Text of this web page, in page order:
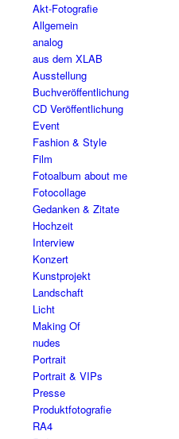
Akt-Fotografie
Allgemein
analog
aus dem XLAB
Ausstellung
Buchveröffentlichung
CD Veröffentlichung
Event
Fashion & Style
Film
Fotoalbum about me
Fotocollage
Gedanken & Zitate
Hochzeit
Interview
Konzert
Kunstprojekt
Landschaft
Licht
Making Of
nudes
Portrait
Portrait & VIPs
Presse
Produktfotografie
RA4